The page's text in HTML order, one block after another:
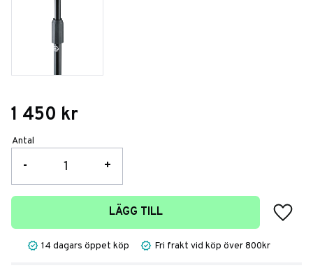
1 450 kr
Antal
+
-
LÄGG TILL
Lägg
14 dagars öppet köp Fri frakt vid köp över 800kr